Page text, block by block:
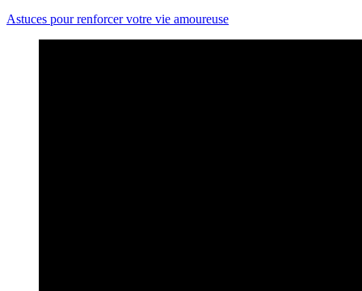
Astuces pour renforcer votre vie amoureuse